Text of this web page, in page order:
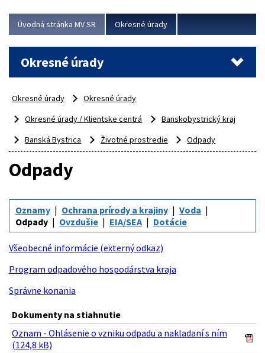
Viac
Úvodná stránka MV SR Okresné úrady
Okresné úrady
Okresné úrady
Okresné úrady
Okresné úrady / Klientske centrá
Banskobystrický kraj
Banská Bystrica
Životné prostredie Odpady
Odpady
Oznamy Ochrana prírody a krajiny
Voda
Odpady
Ovzdušie EIA/SEA Dotácie
Všeobecné informácie (externý odkaz)
Program odpadového hospodárstva kraja
Správne konania
Dokumenty na stiahnutie
Oznam - Ohlásenie o vzniku odpadu a nakladaní s ním
(124,8 kB)